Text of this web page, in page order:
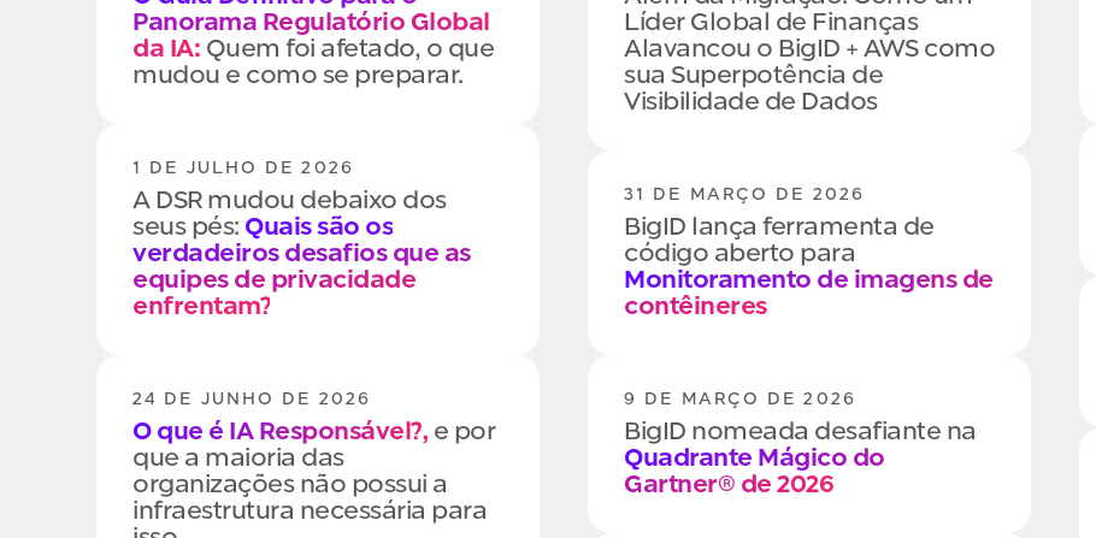
Intuit:#1 na Classificação de
Dados
Panorama Regulatório Global
da IA: Quem foi afetado, o que
mudou e como se preparar.
1 DE JULHO DE 2026
A DSR mudou debaixo dos
seus pés: Quais são os
verdadeiros desafios que as
equipes de privacidade
enfrentam?
24 DE JUNHO DE 2026
O que é IA Responsável?, e por
que a maioria das
organizações não possui a
infraestrutura necessária para
Líder Global de Finanças
Alavancou o BigID + AWS como
sua Superpotência de
Visibilidade de Dados
31 DE MARÇO DE 2026
BigID lança ferramenta de
código aberto para
Monitoramento de imagens de
contêineres
9 DE MARÇO DE 2026
BigID nomeada desafiante na
Quadrante Mágico do
Gartner® de 2026